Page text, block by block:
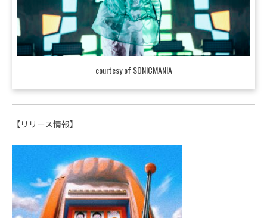
courtesy of SONICMANIA
【リリース情報】